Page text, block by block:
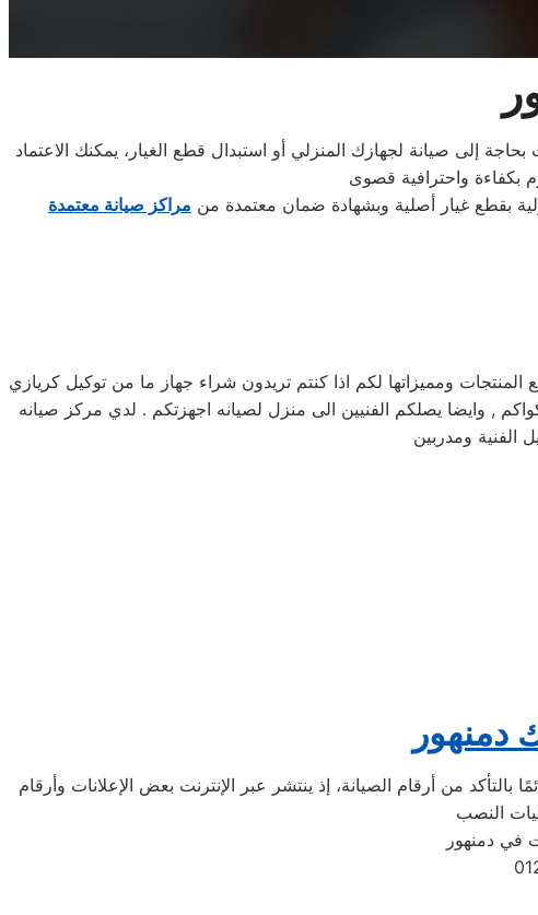
إلى صيانة لجهازك المنزلي أو استبدال قطع الغيار، يمكنك الاعتماد
بقطع غيار أصلية وبشهادة ضمان معتمدة من مراكز صيانة معتمدة
ومميزاتها لكم اذا كنتم تريدون شراء جهاز ما من توكيل كريازي
خدمه 24 ساعه , فى تلقى شكواكم , وايضا يصلكم الفنيين الى منزل لصيانه اجهزتكم . لدي مركز صيانه
الفنية ومدربين
دمنهور
من أرقام الصيانة، إذ ينتشر عبر الإنترنت بعض الإعلانات وأرقام